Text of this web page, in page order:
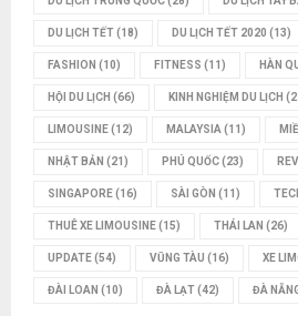
DU LỊCH TẾT(18) DU LỊCH TẾT 2020 (13)
FASHION (10) FITNESS (11) HÀN
HỘI DU LỊCH (66) KINH NGHIỆM DU LỊCH
LIMOUSINE(12) MALAYSIA(11)
NHẬT BẢN (21) PHÚ QUỐC(23)
SINGAPORE(16) SÀI GÒN (11)
THUÊ XE LIMOUSINE(15) THÁI LAN (26)
UPDATE(54) VŨNG TÀU (16) XE
ĐÀI LOAN (10) ĐÀ LẠT(42) ĐÀ